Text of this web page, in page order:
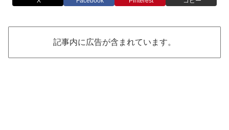
記事内に広告が含まれています。